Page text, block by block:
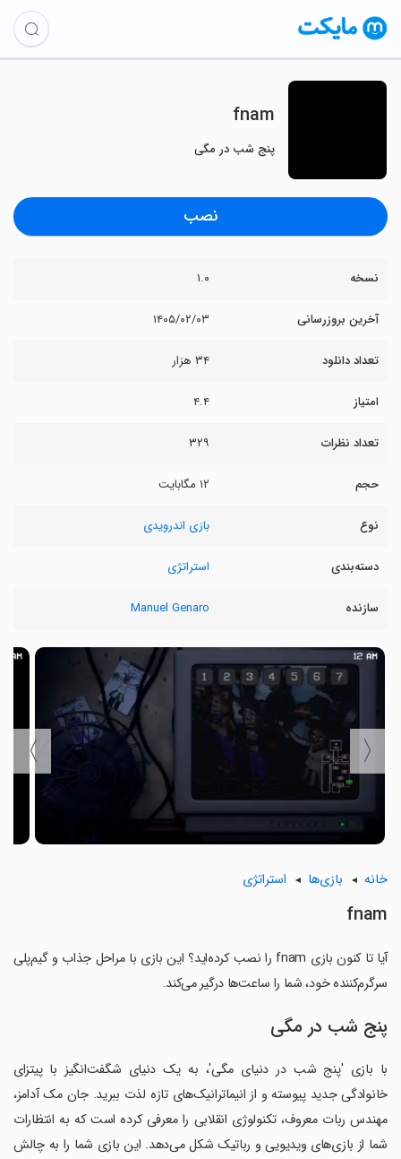
fnam
پنج شب در مگی
نصب
نسخه ۱.۰
آخرین بروزرسانی ۱۴۰۵/۰۲/۰۳
تعداد دانلود ۳۴ هزار
امتیاز ۴.۴
تعداد نظرات ۳۲۹
حجم ۱۲ مگابایت
نوع بازی اندرویدی
دسته‌بندی استراتژی
سازنده Manuel Genaro
〈
〉
خانه بازی‌ها استراتژی
fnam
آیا تا کنون بازی fnam را نصب کرده‌اید؟ این بازی با مراحل جذاب و گیم‌پلی
سرگرم‌کننده خود، شما را ساعت‌ها درگیر می‌کند.
پنج شب در مگی
با بازی 'پنج شب در دنیای مگی'، به یک دنیای شگفت‌انگیز با پیتزای
خانوادگی جدید پیوسته و از انیماترانیک‌های تازه لذت ببرید. جان مک آدامز،
مهندس ربات معروف، تکنولوژی انقلابی را معرفی کرده است که به انتظارات
شما از بازی‌های ویدیویی و رباتیک شکل می‌دهد. این بازی شما را به چالش